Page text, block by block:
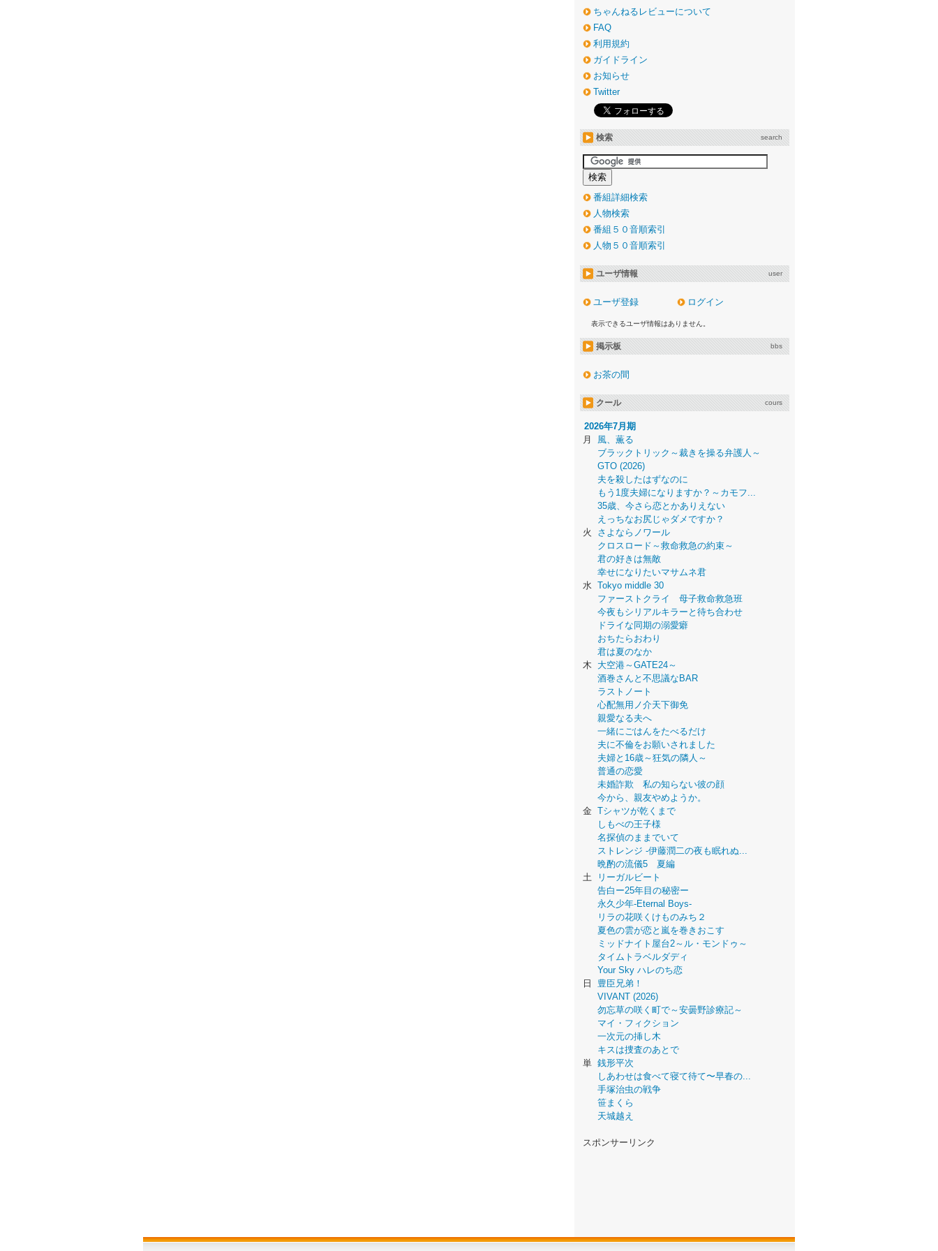
ちゃんねるレビューについて
FAQ
利用規約
ガイドライン
お知らせ
Twitter
検索 search
番組詳細検索
人物検索
番組５０音順索引
人物５０音順索引
ユーザ情報 user
ユーザ登録 ログイン
表示できるユーザ情報はありません。
掲示板 bbs
お茶の間
クール cours
2026年7月期
月
風、薫る
ブラックトリック～裁きを操る弁護人～
GTO (2026)
夫を殺したはずなのに
もう1度夫婦になりますか？～カモフ...
35歳、今さら恋とかありえない
えっちなお尻じゃダメですか？
火
さよならノワール
クロスロード～救命救急の約束～
君の好きは無敵
幸せになりたいマサムネ君
水 Tokyo middle 30
ファーストクライ 母子救命救急班
今夜もシリアルキラーと待ち合わせ
ドライな同期の溺愛癖
おちたらおわり
君は夏のなか
木
大空港～GATE24～
酒巻さんと不思議なBAR
ラストノート
心配無用ノ介天下御免
親愛なる夫へ
一緒にごはんをたべるだけ
夫に不倫をお願いされました
夫婦と16歳～狂気の隣人～
普通の恋愛
未婚詐欺 私の知らない彼の顔
今から、親友やめようか。
金 Tシャツが乾くまで
しもべの王子様
名探偵のままでいて
ストレンジ -伊藤潤二の夜も眠れぬ...
晩酌の流儀5 夏編
土
リーガルビート
告白ー25年目の秘密ー
永久少年-Eternal Boys-
リラの花咲くけものみち２
夏色の雲が恋と嵐を巻きおこす
ミッドナイト屋台2～ル・モンドゥ～
タイムトラベルダディ
Your Sky ハレのち恋
日
豊臣兄弟！
VIVANT (2026)
勿忘草の咲く町で～安曇野診療記～
マイ・フィクション
一次元の挿し木
キスは捜査のあとで
単 銭形平次
しあわせは食べて寝て待て〜早春の...
手塚治虫の戦争
笹まくら
天城越え
スポンサーリンク